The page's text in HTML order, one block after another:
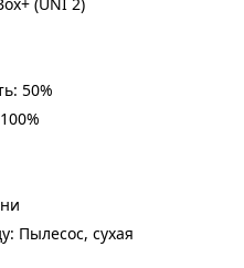
50%
Пылесос, сухая